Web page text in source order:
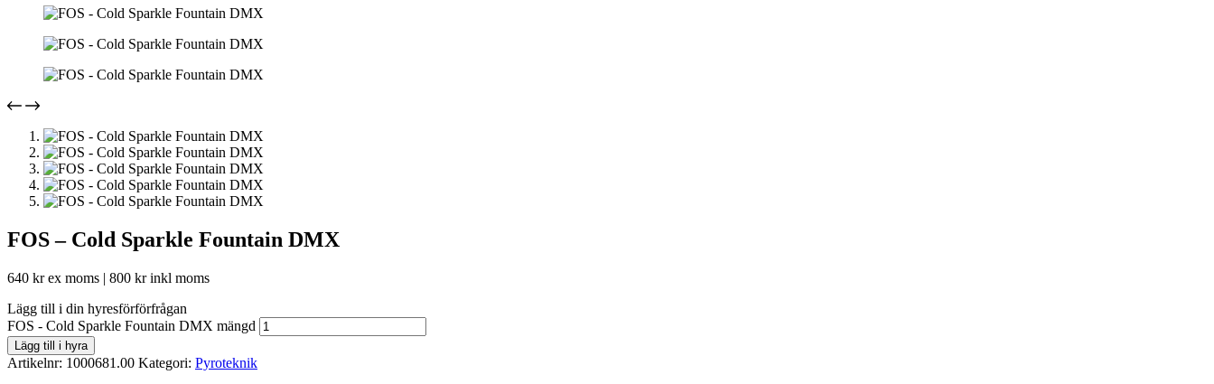
FOS – Cold Sparkle Fountain DMX
640 krex moms | 800 krinkl moms
Lägg till i din hyresförförfrågan
FOS - Cold Sparkle Fountain DMX mängd
Lägg till i hyra
Artikelnr: 1000681.00 Kategori: Pyroteknik